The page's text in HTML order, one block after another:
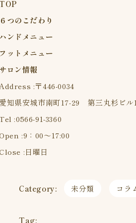
６つのこだわり
ンドメニュー
フットメニュー
ロン情報
Address :〒446-0034
愛知県安城市南町17-29 第三丸杉ビ
:0566-91-3360
:9：00〜17:00
:日曜日
Category: 未分類 コラ
Tag: